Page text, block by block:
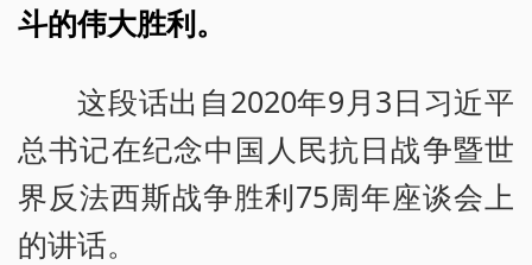
斗的伟大胜利。
这段话出自2020年9月3日习近平
总书记在纪念中国人民抗日战争暨世
界反法西斯战争胜利75周年座谈会上
的讲话。